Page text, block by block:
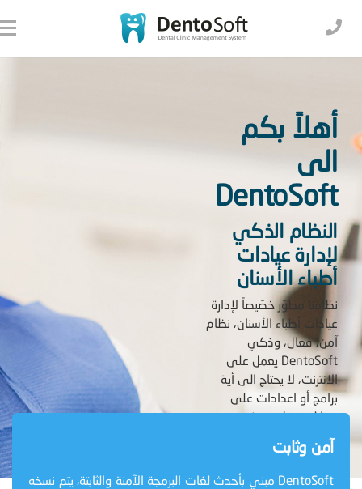
أهلاً بكم
الى
DentoSoft
النظام الذكي
لإدارة عيادات
أطباء الأسنان
نظامنا مطوّر خصّيصاً لإدارة
عيادات أطباء الأسنان، نظام
آمن، فعال، وذكي
Dento Soft يعمل على
الانترنت، لا يحتاج الى أية
برامج أو اعدادات على
الكمبيوتر أو الجهاز اللوحي
أو الموبايل...
آمن وثابت
DentoSoft مبني بأحدث لغات البرمجة الآمنة والثابتة، يتم نسخه